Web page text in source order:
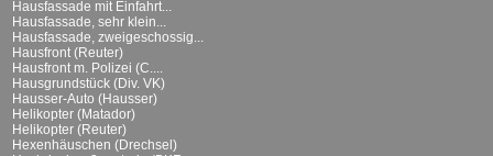
Hausfassade mit Einfahrt...
Hausfassade, sehr klein...
Hausfassade, zweigeschossig...
Hausfront (Reuter)
Hausfront m. Polizei (C....
Hausgrundstück (Div. VK)
Hausser-Auto (Hausser)
Helikopter (Matador)
Helikopter (Reuter)
Hexenhäuschen (Drechsel)